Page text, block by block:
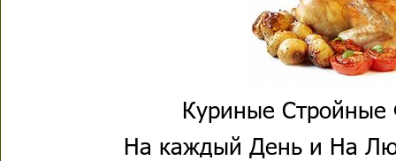
Куриные Стройные
На каждый День и На